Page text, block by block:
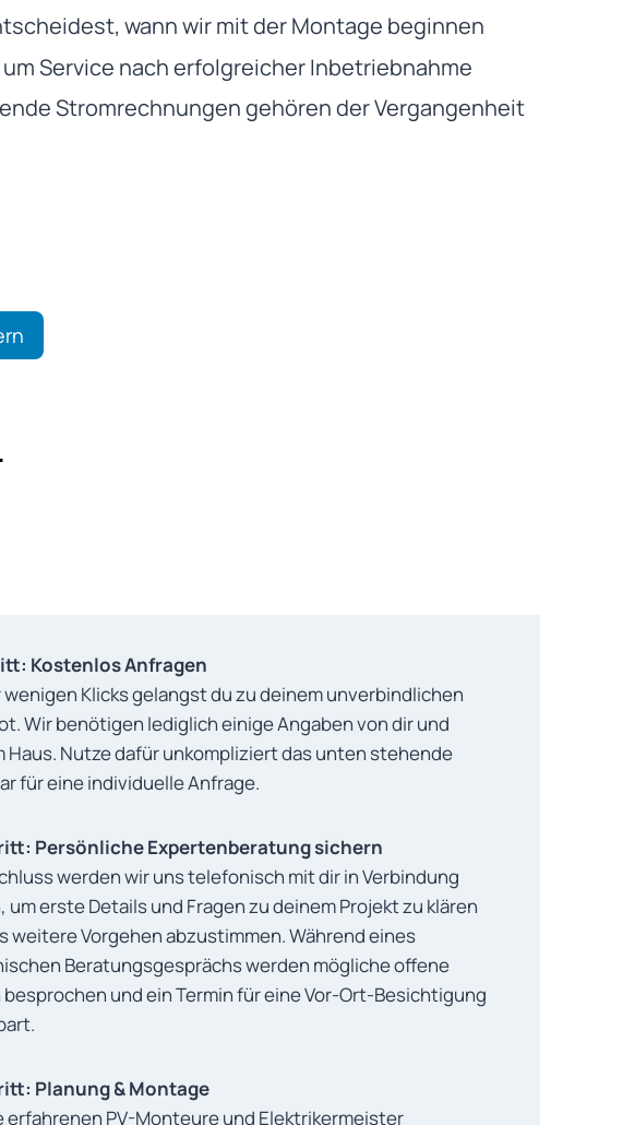
wann wir mit der Montage beginnen
um Service nach erfolgreicher Inbetriebnahme
Stromrechnungen gehören der Vergangenheit
Kostenlos Anfragen
wenigen Klicks gelangst du zu deinem unverbindlichen
Wir benötigen lediglich einige Angaben von dir und
Haus. Nutze dafür unkompliziert das unten stehende
für eine individuelle Anfrage.
Persönliche Expertenberatung sichern
werden wir uns telefonisch mit dir in Verbindung
um erste Details und Fragen zu deinem Projekt zu klären
weitere Vorgehen abzustimmen. Während eines
Beratungsgesprächs werden mögliche offene
besprochen und ein Termin für eine Vor-Ort-Besichtigung
Planung & Montage
erfahrenen PV-Monteure und Elektrikermeister